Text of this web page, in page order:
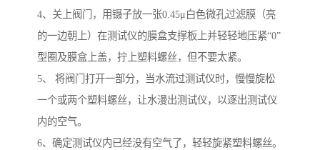
4、关上阀门，用镊子放一张0.45μ白色微孔过滤膜（亮
的一边朝上）在测试仪的膜盒支撑板上并轻轻地压紧“0”
型圈及膜盒上盖，拧上塑料螺丝，但不要太紧。
5、 将阀门打开一部分，当水流过测试仪时，慢慢旋松
一个或两个塑料螺丝，让水漫出测试仪，以逐出测试仪
内的空气。
6、确定测试仪内已经没有空气了，轻轻旋紧塑料螺丝。